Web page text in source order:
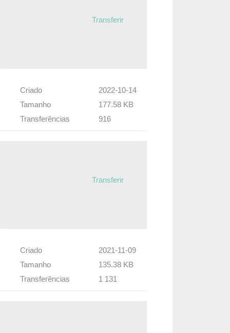
Transferir
Criado
Tamanho
Transferências
2022-10-14
177.58 KB
916
Transferir
Criado
Tamanho
Transferências
2021-11-09
135.38 KB
1 131